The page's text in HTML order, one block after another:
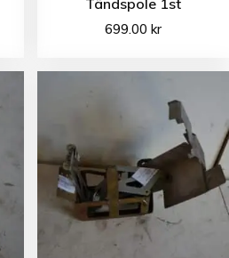
Tändspole 1st
699.00 kr